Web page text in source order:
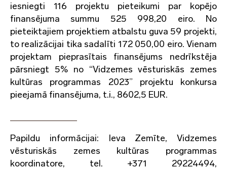
iesniegti 116 projektu pieteikumi par kopējo
finansējuma summu 525 998,20 eiro. No
pieteiktajiem projektiem atbalstu guva 59 projekti,
to realizācijai tika sadalīti 172 050,00 eiro. Vienam
projektam pieprasītais finansējums nedrīkstēja
pārsniegt 5% no “Vidzemes vēsturiskās zemes
kultūras programmas 2023” projektu konkursa
pieejamā finansējuma, t.i., 8602,5 EUR.
Papildu informācijai: Ieva Zemīte, Vidzemes
vēsturiskās zemes kultūras programmas
koordinatore, tel. +371 29224494,